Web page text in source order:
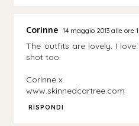
Corinne 14 maggio 2013 alle ore
The outfits are lovely. I
shot too.
Corinne x
www.skinnedcartree.com
RISPONDI